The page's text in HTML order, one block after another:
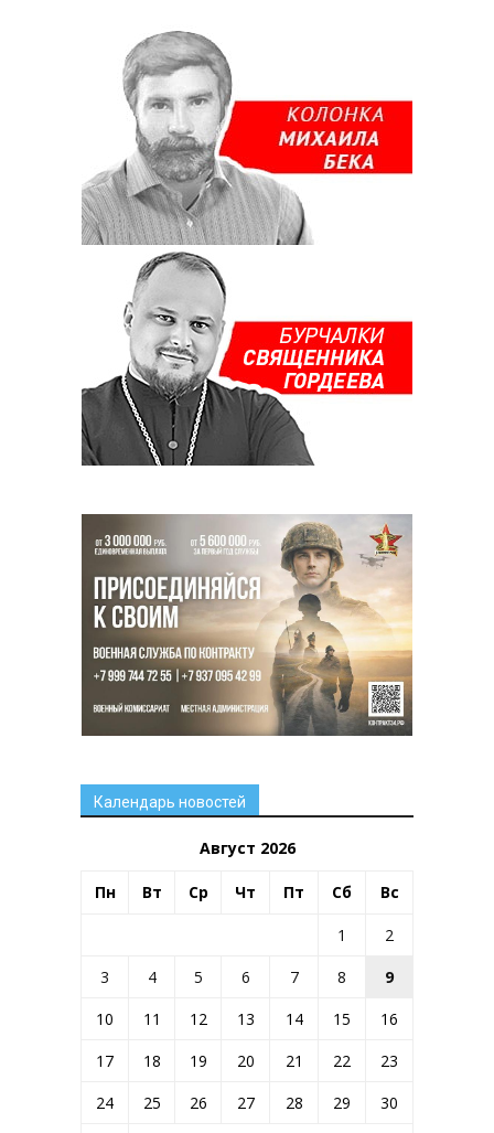
Календарь новостей
Август 2026
Пн Вт Ср Чт Пт Сб Вс
1
2
3
4 5 6 7 8
9
10
11 12 13 14 15
16
17
18 19 20 21 22
23
24
25 26 27 28 29
30